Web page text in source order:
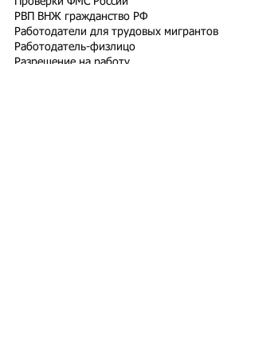
РВП ВНЖ гражданство РФ
Работодатели для трудовых мигрантов
Работодатель-физлицо
Разрешение на работу